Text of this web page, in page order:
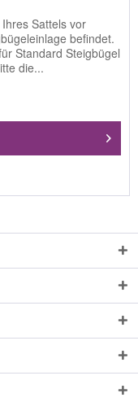
Sattels vor
befindet.
Standard Steigbügel
die...